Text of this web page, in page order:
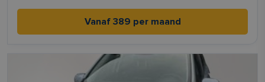
Vanaf 389 per maand